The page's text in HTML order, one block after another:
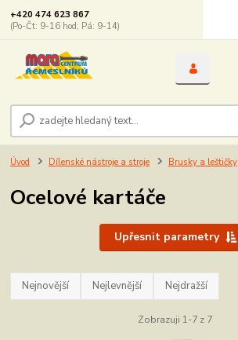
+420 474 623 867
(Po-Čt: 9-16 hod; Pá: 9-14)
Úvod Dílenské nástroje a stroje Brusky a leštičky
Ocelové kartáče
Upřesnit parametry
Nejnovější Nejlevnější Nejdražší
Zobrazuji 1-7 z 7